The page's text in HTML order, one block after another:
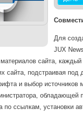
Для
JUX
сайта,
сайта, подстраивая
и выбор источников
ссылкам, установки